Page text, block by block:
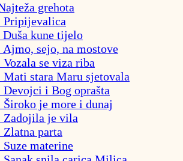
grehota
Pripijevalica
Duša kune tijelo
Ajmo, sejo, na mostove
Vozala se viza riba
Mati stara Maru sjetovala
Devojci i Bog oprašta
Široko je more i dunaj
Zadojila je vila
Zlatna parta
Suze materine